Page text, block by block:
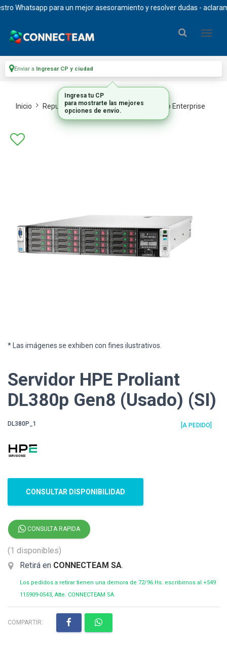
Whatsapp para un mejor asesoramiento y resolver dudas -
Enviar a Ingresar CP y ciudad
Inicio Repuestos Y Upgrades Repuestos Hp Enterprise
* Las imágenes se exhiben con fines ilustrativos.
Servidor HPE Proliant
DL380p Gen8 (Usado) (SI)
DL380P_1 [A PEDIDO]
CONSULTAR DISPONIBILIDAD
CONSULTA RAPIDA
(1 disponibles)
Retirá en CONNECTEAM SA.
Los pedidos a retirar tienen una demora de 72/96 Hs. escribirnos al +549
115909-0543, Atte. CONNECTEAM SA
COMPARTIR:
Ingresa tu CP
para mostrarte las mejores
opciones de envío.